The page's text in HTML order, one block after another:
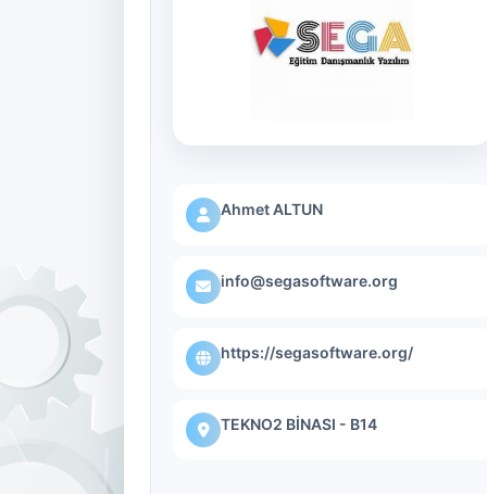
Ahmet ALTUN
info@segasoftware.org
https://segasoftware.org/
TEKNO2 BİNASI - B14